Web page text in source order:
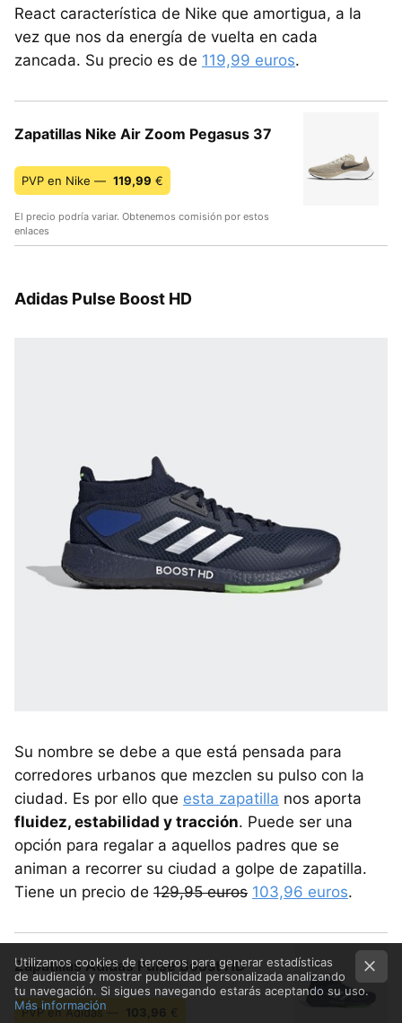
React característica de Nike que amortigua, a la
vez que nos da energía de vuelta en cada
zancada. Su precio es de 119,99 euros.
Zapatillas Nike Air Zoom Pegasus 37
PVP en Nike — 119,99 €
El precio podría variar. Obtenemos comisión por estos
enlaces
Adidas Pulse Boost HD
Su nombre se debe a que está pensada para
corredores urbanos que mezclen su pulso con la
ciudad. Es por ello que esta zapatilla nos aporta
fluidez, estabilidad y tracción. Puede ser una
opción para regalar a aquellos padres que se
animan a recorrer su ciudad a golpe de zapatilla.
Tiene un precio de 129,95 euros 103,96 euros.
Zapatillas Adidas Pulse Boost HD
PVP en Adidas — 103,96 €
Utilizamos cookies de terceros para generar estadísticas
de audiencia y mostrar publicidad personalizada analizando
tu navegación. Si sigues navegando estarás aceptando su uso.
Más información